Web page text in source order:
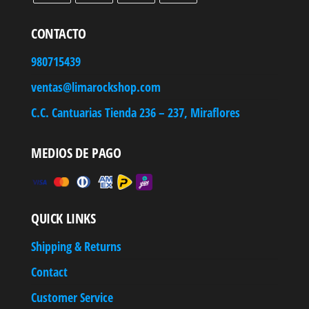
CONTACTO
980715439
ventas@limarockshop.com
C.C. Cantuarias Tienda 236 – 237, Miraflores
MEDIOS DE PAGO
QUICK LINKS
Shipping & Returns
Contact
Customer Service